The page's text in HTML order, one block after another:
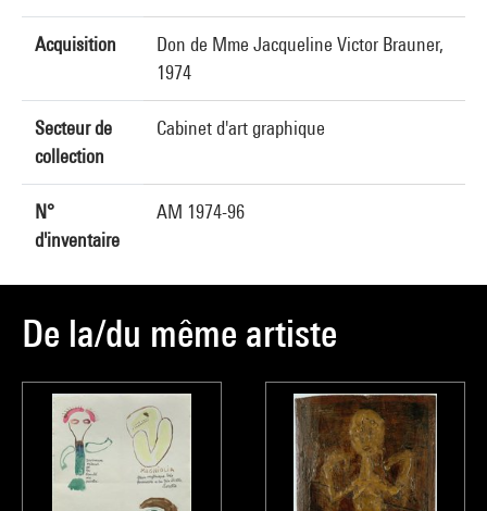
Acquisition
Don de Mme Jacqueline Victor Brauner,
1974
Secteur de
collection
Cabinet d'art graphique
N°
d'inventaire
AM 1974-96
De la/du même artiste